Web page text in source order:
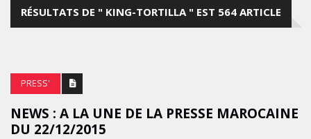
RÉSULTATS DE " KING-TORTILLA " EST 564 ARTICLE
PRESS'
NEWS : A LA UNE DE LA PRESSE ‪MAROCAINE
DU 22/12/2015